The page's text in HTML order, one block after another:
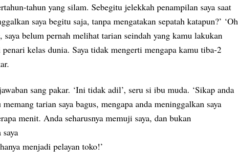
tahun yang silam. Sebegitu jelekkah penampilan saya saat
saya begitu saja, tanpa mengatakan sepatah katapun?’ ‘Oh
saya belum pernah melihat tarian seindah yang kamu lakukan
kelas dunia. Saya tidak mengerti mengapa kamu tiba-2
sang pakar. ‘Ini tidak adil’, seru si ibu muda. ‘Sikap anda
tarian saya bagus, mengapa anda meninggalkan saya
menit. Anda seharusnya memuji saya, dan bukan
menjadi pelayan toko!’